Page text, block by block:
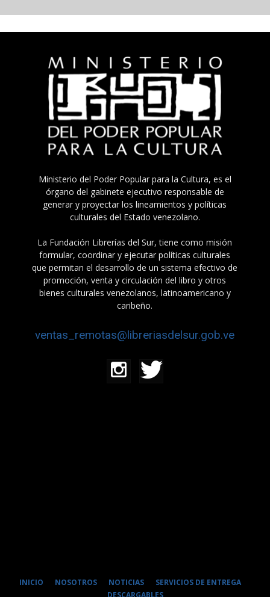
Ministerio del Poder Popular para la Cultura, es el
órgano del gabinete ejecutivo responsable de
generar y proyectar los lineamientos y políticas
culturales del Estado venezolano.
La Fundación Librerías del Sur, tiene como misión
formular, coordinar y ejecutar políticas culturales
que permitan el desarrollo de un sistema efectivo de
promoción, venta y circulación del libro y otros
bienes culturales venezolanos, latinoamericano y
caribeño.
ventas_remotas@libreriasdelsur.gob.ve
INICIO NOSOTROS NOTICIAS
SERVICIOS DE ENTREGA